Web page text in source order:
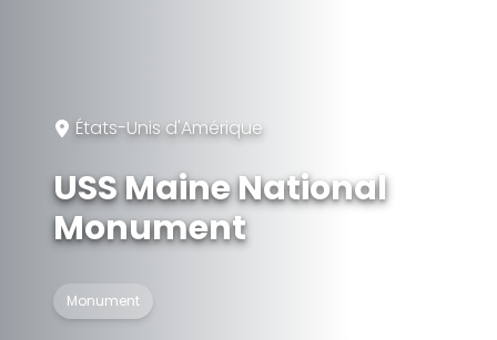
États-Unis d'Amérique
USS Maine National
Monument
Monument